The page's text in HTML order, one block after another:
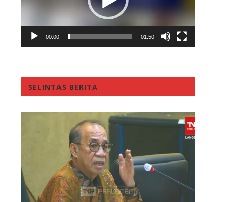
00:00 01:50
SELINTAS BERITA